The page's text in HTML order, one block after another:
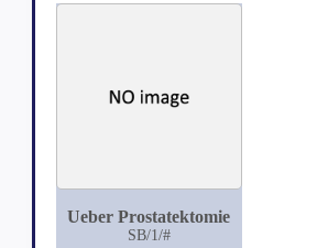
Ueber Prostatektomie
SB/1/#